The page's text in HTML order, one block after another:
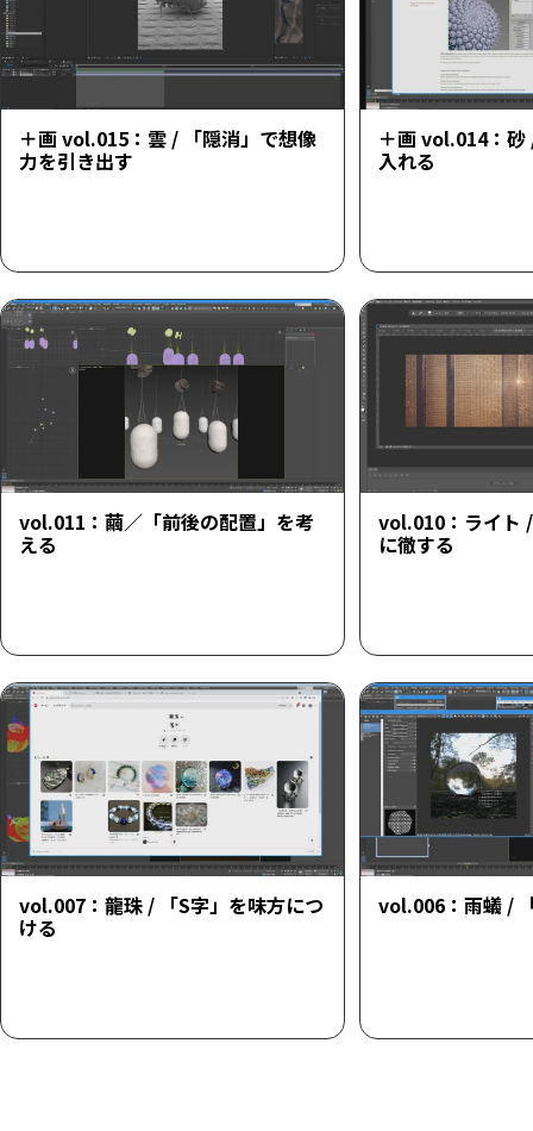
＋画 vol.015：雲 / 「隠消」で想像
力を引き出す
＋画 vol.014：
入れる
vol.011：繭／「前後の配置」を考
える
vol.010：ライト
に徹する
vol.007：龍珠 / 「S字」を味方につ
ける
vol.006：雨蟻 /